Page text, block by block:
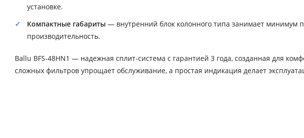
установке.
Компактные габариты — внутренний блок колонного типа занимает минимум
производительность.
Ballu BFS-48HN1 — надежная сплит-система с гарантией 3 года, созданная для
сложных фильтров упрощает обслуживание, а простая индикация делает